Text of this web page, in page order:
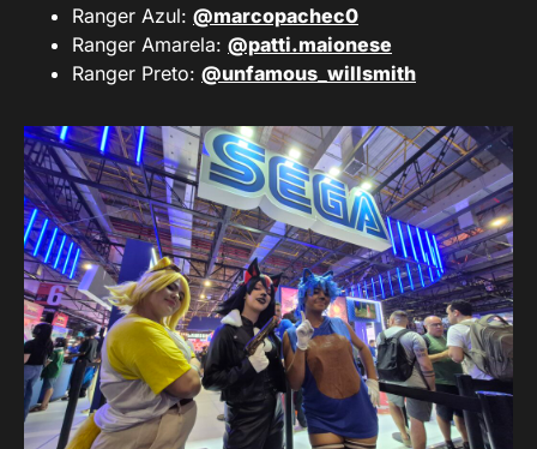
Ranger Azul: @marcopachec0
Ranger Amarela: @patti.maionese
Ranger Preto: @unfamous_willsmith